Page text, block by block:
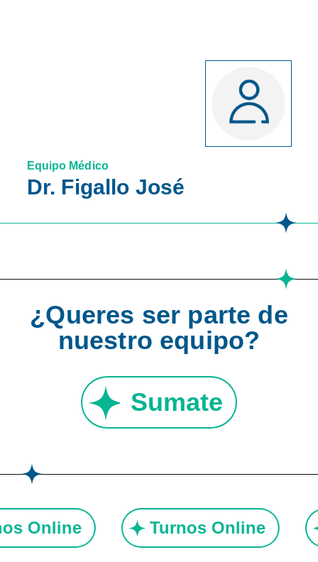
Equipo Médico
Dr. Figallo José
¿Queres ser parte de
nuestro equipo?
Sumate
Online Turnos Online